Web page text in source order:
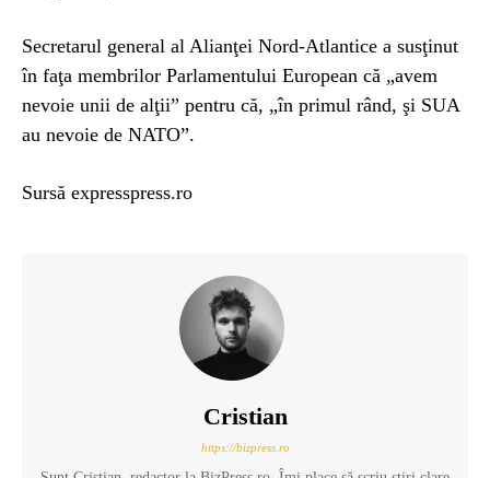
Secretarul general al Alianţei Nord-Atlantice a susţinut
în faţa membrilor Parlamentului European că „avem
nevoie unii de alţii” pentru că, „în primul rând, şi SUA
au nevoie de NATO”.
Sursă expresspress.ro
Cristian
https://bizpress.ro